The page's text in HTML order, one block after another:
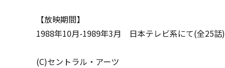
【放映期間】
1988年10月-1989年3月 日本テレビ系にて(全25話)
(C)セントラル・アーツ